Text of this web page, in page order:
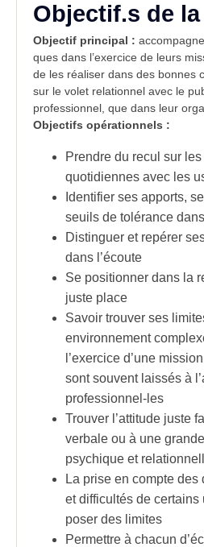
Objectif.s de
Objectif principal :
ques dans l’exercice de leurs
de les réaliser dans des bonnes
sur le volet relationnel avec le
professionnel, que dans leur
Objectifs opérationnels :
Prendre du recul sur
quotidiennes avec les
Identifier ses apports,
seuils de tolérance
Distinguer et repérer
dans l’écoute
Se positionner dans la
juste place
Savoir trouver ses
environnement
l’exercice d’une
sont souvent laissés à
professionnel-les
Trouver l’attitude juste
verbale ou à une
psychique et
La prise en compte
et difficultés de certains
poser des limites
Permettre à chacun